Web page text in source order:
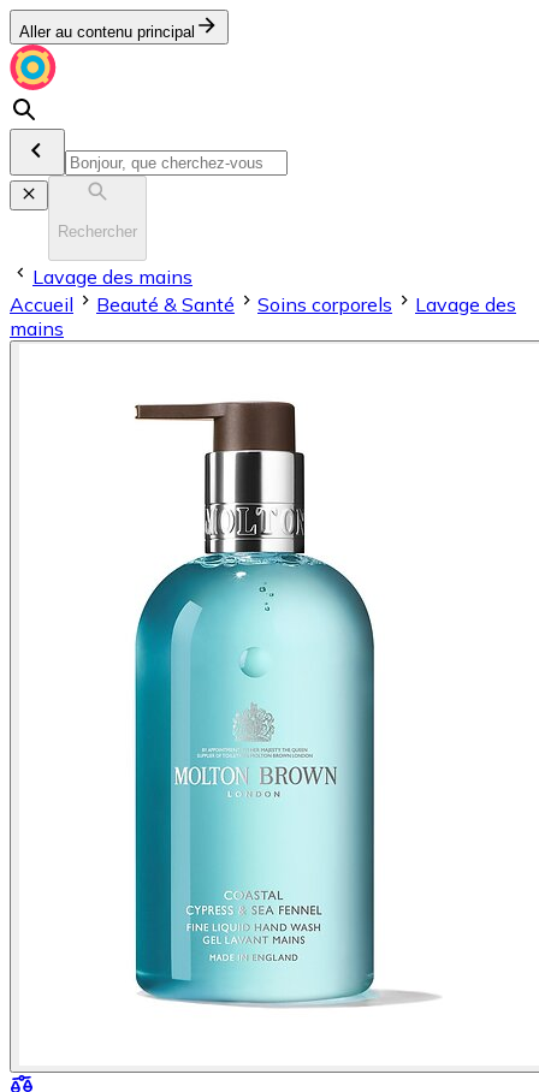
Aller au contenu principal
Rechercher
Lavage des mains
Accueil
Beauté & Santé Soins corporels
Lavage des
mains